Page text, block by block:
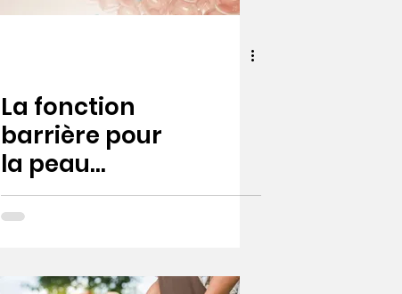
La fonction
barrière pour
la peau
d'Abilar 10%